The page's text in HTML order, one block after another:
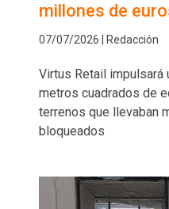
millones de
07/07/2026 | Redacción
Virtus Retail impulsará
metros cuadrados de
terrenos que llevaban
bloqueados